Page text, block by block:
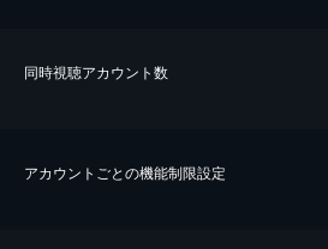
同時視聴アカウント数
アカウントごとの機能制限設定